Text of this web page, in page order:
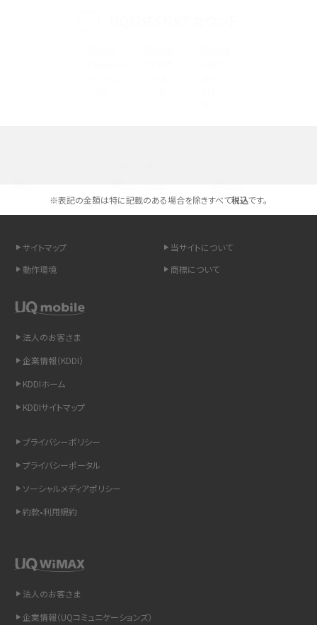
LINEの通知がこない時の原因と対処法9選！設定の確認手順も解説
非通知設定とは？184で電話をかける方法やiPhone・Androidの設定を解説
iCloudの使用容量を減らす9つの方法！使用状況の確認手順も紹介
リプライ機能とは？LINE、X（旧Twitter）、Instagram、TikTokで送る方法を解説
インスタのDMの送り方は？便利機能の使い方や注意点をわかりやすく解説
LINEで送信取り消しをする方法は？相手に知られるのか、削除との違いも紹介
詳しく解説
Wi-Fiを快適に使うための速度はどれくらい？用途別の目安・回線ごとの平均を
紹介
※表記の金額は特に記載のある場合を除きすべて税込です。
サイトマップ
当サイトについて
動作環境
商標について
法人のお客さま
企業情報（KDDI）
KDDIホーム
KDDIサイトマップ
プライバシーポリシー
プライバシーポータル
ソーシャルメディアポリシー
約款•利用規約
法人のお客さま
企業情報（UQコミュニケーションズ）